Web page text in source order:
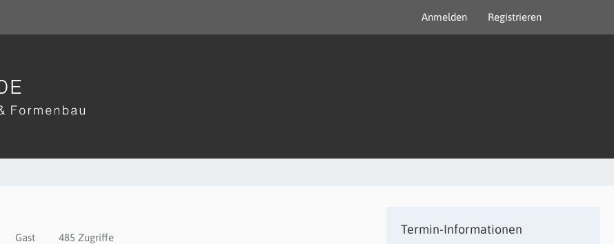
Anmelden Registrieren
Gast 485 Zugriffe
Termin-Informationen